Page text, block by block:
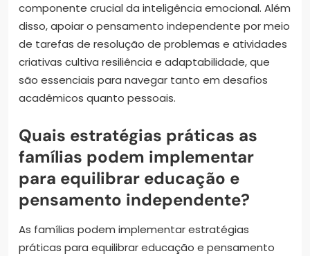
componente crucial da inteligência emocional. Além
disso, apoiar o pensamento independente por meio
de tarefas de resolução de problemas e atividades
criativas cultiva resiliência e adaptabilidade, que
são essenciais para navegar tanto em desafios
acadêmicos quanto pessoais.
Quais estratégias práticas as
famílias podem implementar
para equilibrar educação e
pensamento independente?
As famílias podem implementar estratégias
práticas para equilibrar educação e pensamento